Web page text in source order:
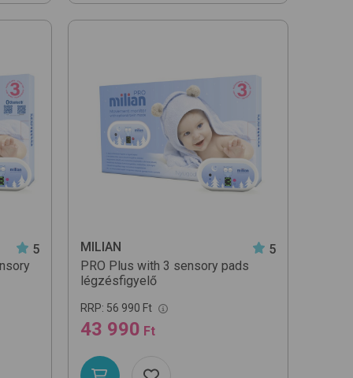
5
MILIAN
5
PRO Plus with 3 sensory pads
légzésfigyelő
RRP: 56 990 Ft
43 990 Ft